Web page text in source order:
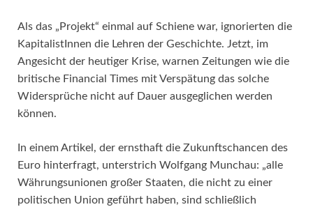
Als das „Projekt“ einmal auf Schiene war, ignorierten die
KapitalistInnen die Lehren der Geschichte. Jetzt, im
Angesicht der heutiger Krise, warnen Zeitungen wie die
britische Financial Times mit Verspätung das solche
Widersprüche nicht auf Dauer ausgeglichen werden
können.
In einem Artikel, der ernsthaft die Zukunftschancen des
Euro hinterfragt, unterstrich Wolfgang Munchau: „alle
Währungsunionen großer Staaten, die nicht zu einer
politischen Union geführt haben, sind schließlich